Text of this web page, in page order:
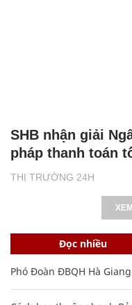
THỊ TRƯỜNG 24H
SHB nhận giải
pháp thanh toán
Đọc nhiều
Phó Đoàn ĐBQH Hà